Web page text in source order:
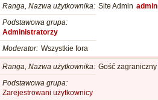
cy
Ranga, Nazwa użytkownika Site Admin admin
Podstawowa grupa
Administratorzy
Moderator Wszystkie fora
Ranga, Nazwa użytkownika Gość zagraniczny
Podstawowa grupa
Zarejestrowani użytkownicy